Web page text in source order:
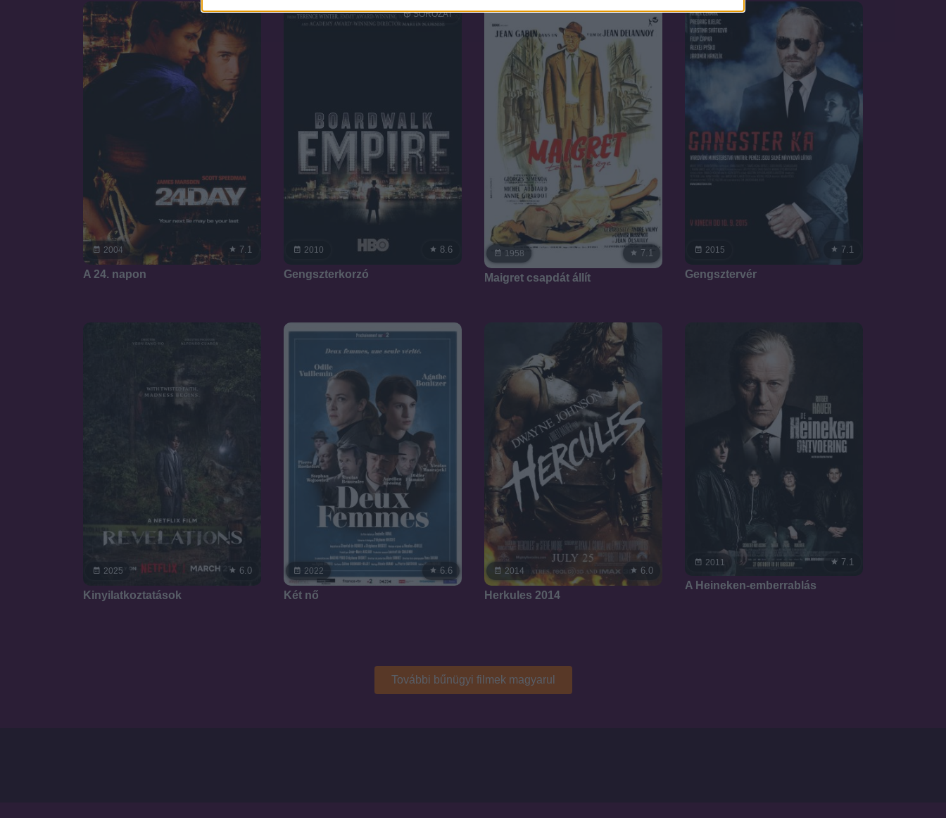
2004 7.1
A 24. napon
2010
SOROZAT
8.6
Gengszterkorzó
1958 7.1
Maigret csapdát állít
2015 7.1
Gengsztervér
2025 6.0
Kinyilatkoztatások
2022 6.6
Két nő
2014 6.0
Herkules 2014
2011 7.1
A Heineken-emberrablás
További bűnügyi filmek magyarul